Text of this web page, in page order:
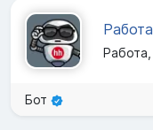
Бот